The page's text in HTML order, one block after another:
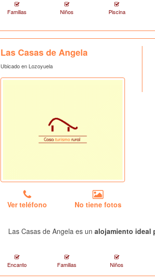
Familias Niños Piscina
Las Casas de Angela
Ubicado en Lozoyuela
Ver teléfono No tiene fotos
Las Casas de Angela es unalojamiento ideal
Encanto Familias Niños